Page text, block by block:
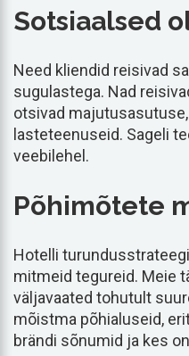
Sotsiaalsed
Need kliendid reisivad
sugulastega. Nad
otsivad
lasteteenuseid. Sageli
veebilehel.
Põhimõtete
Hotelli
mitmeid tegureid. Meie
väljavaated tohutult
mõistma põhialuseid,
brändi sõnumid ja kes